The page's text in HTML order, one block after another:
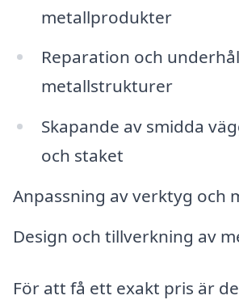
metallprodukter
Reparation och
metallstrukturer
Skapande av smidda
och staket
Anpassning av verktyg och
Design och tillverkning av
För att få ett exakt pris är